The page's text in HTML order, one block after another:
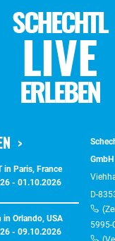
SCHECHTL
LIVE
ERLEBEN
in Paris, France
- 01.10.2026
in Orlando, USA
- 09.10.2026
GmbH
D-
5995-